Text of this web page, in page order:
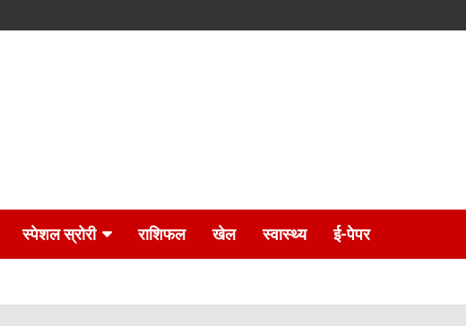
स्पेशल स्रोरी राशिफल खेल स्वास्थ्य ई-पेपर